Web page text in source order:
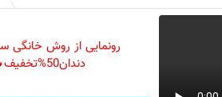
رونمایی از روش خانگی
دندان50%تخفیف🔥